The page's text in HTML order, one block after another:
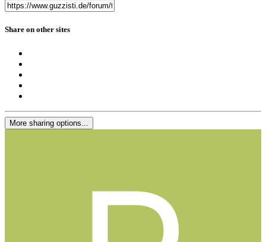
Share on other sites
More sharing options...